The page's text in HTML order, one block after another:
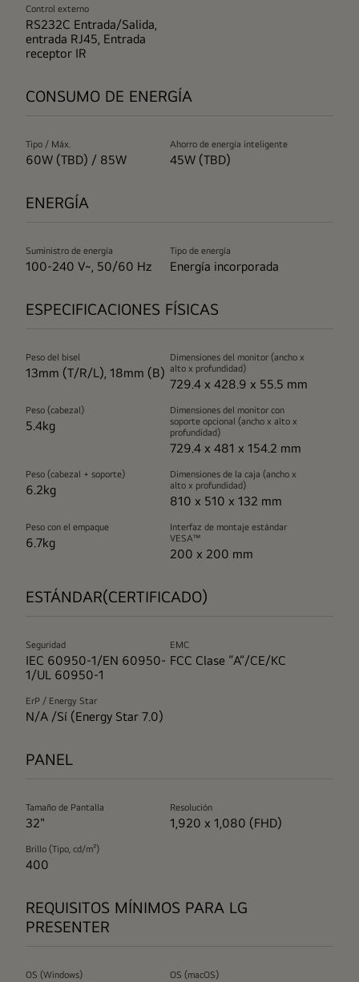
Control externo
RS232C Entrada/Salida,
entrada RJ45, Entrada
receptor IR
CONSUMO DE ENERGÍA
Tipo / Máx.
60W (TBD) / 85W
Ahorro de energía inteligente
45W (TBD)
ENERGÍA
Suministro de energía
100-240 V~, 50/60 Hz
Tipo de energía
Energía incorporada
ESPECIFICACIONES FÍSICAS
Peso del bisel
13mm (T/R/L), 18mm (B)
Dimensiones del monitor (ancho x
alto x profundidad)
729.4 x 428.9 x 55.5 mm
Peso (cabezal)
5.4kg
Dimensiones del monitor con
soporte opcional (ancho x alto x
profundidad)
729.4 x 481 x 154.2 mm
Peso (cabezal + soporte)
6.2kg
Dimensiones de la caja (ancho x
alto x profundidad)
810 x 510 x 132 mm
Peso con el empaque
6.7kg
Interfaz de montaje estándar
VESA™
200 x 200 mm
ESTÁNDAR(CERTIFICADO)
Seguridad
IEC 60950-1/EN 60950-
1/UL 60950-1
EMC
FCC Clase “A”/CE/KC
ErP / Energy Star
N/A /Sí (Energy Star 7.0)
PANEL
Tamaño de Pantalla
32"
Resolución
1,920 x 1,080 (FHD)
Brillo (Tipo, cd/m²)
400
REQUISITOS MÍNIMOS PARA LG
PRESENTER
OS (Windows) OS (macOS)